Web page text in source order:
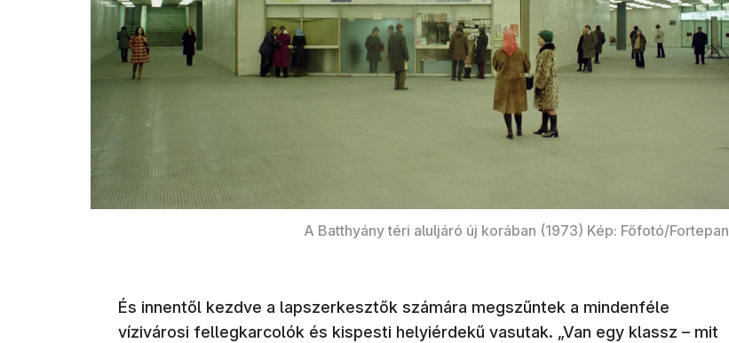
A Batthyány téri aluljáró új korában (1973) Kép: Főfotó/Fortepan
És innentől kezdve a lapszerkesztők számára megszűntek a mindenféle
vízivárosi fellegkarcolók és kispesti helyiérdekű vasutak. „Van egy klassz – mit